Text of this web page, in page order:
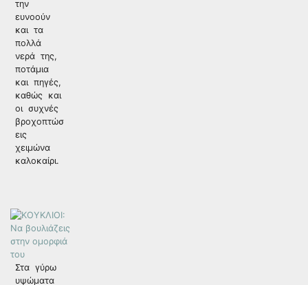
την
ευνοούν
και τα
πολλά
νερά της,
ποτάμια
και πηγές,
καθώς και
οι συχνές
βροχοπτώσ
εις
χειμώνα
καλοκαίρι.
Στα γύρω
υψώματα